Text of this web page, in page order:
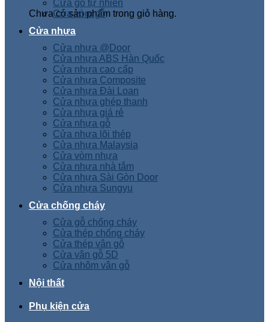
Chưa có sản phẩm trong giỏ hàng.
Cửa gỗ tự nhiên
Cửa vòm gỗ
Cửa nhựa
Cửa nhựa @Door
Cửa nhựa ABS Hàn Quốc
Cửa nhựa cao cấp
Cửa nhựa Composite
Cửa nhựa Đài Loan
Cửa nhựa ghép thanh
Cửa nhựa giá rẻ
Cửa nhựa gỗ
Cửa nhựa lõi thép
Cửa nhựa Malaysia
Cửa vòm nhựa
Cửa nhựa nhà tắm
Cửa nhựa Sài Gòn Door
Cửa nhựa Sungyu
Cửa chống cháy
Cửa gỗ chống cháy
Cửa thép chống cháy
Cửa thép vân gỗ
Cửa vân gỗ 5D
Cửa nhôm vân gỗ
Nội thất
Phụ kiện cửa